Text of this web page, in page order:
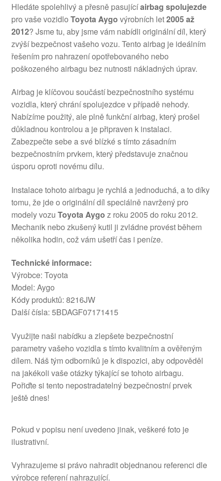
Hledáte spolehlivý a přesně pasujícíairbag spolujezde
pro vaše vozidlo Toyota Aygo výrobních let2005 až
2012? Jsme tu, aby jsme vám nabídli originální díl, který
zvýší bezpečnost vašeho vozu. Tento airbag je ideálním
řešením pro nahrazení opotřebovaného nebo
poškozeného airbagu bez nutnosti nákladných úprav.
Airbag je klíčovou součástí bezpečnostního systému
vozidla, který chrání spolujezdce v případě nehody.
Nabízíme použitý, ale plně funkční airbag, který prošel
důkladnou kontrolou a je připraven k instalaci.
Zabezpečte sebe a své blízké s tímto zásadním
bezpečnostním prvkem, který představuje značnou
úsporu oproti novému dílu.
Instalace tohoto airbagu je rychlá a jednoduchá, a to díky
tomu, že jde o originální díl speciálně navržený pro
modely vozu Toyota Aygo z roku 2005 do roku 2012.
Mechanik nebo zkušený kutil ji zvládne provést během
několika hodin, což vám ušetří čas i peníze.
Technické informace:
Výrobce: Toyota
Model: Aygo
Kódy produktů: 8216JW
Další čísla: 5BDAGF07171415
Využijte naši nabídku a zlepšete bezpečnostní
parametry vašeho vozidla s tímto kvalitním a ověřeným
dílem. Náš tým odborníků je k dispozici, aby odpověděl
na jakékoli vaše otázky týkající se tohoto airbagu.
Pořiďte si tento nepostradatelný bezpečnostní prvek
ještě dnes!
Pokud v popisu není uvedeno jinak, veškeré foto je
ilustrativní.
Vyhrazujeme si právo nahradit objednanou referenci dle
výrobce referení nahrazující.